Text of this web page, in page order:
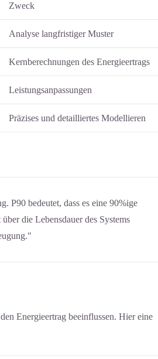
Zweck
Analyse langfristiger Muster
Kernberechnungen des Energieertrags
Leistungsanpassungen
Präzises und detailliertes Modellieren
P90 bedeutet, dass es eine 90%ige
die Lebensdauer des Systems
Energieertrag beeinflussen. Hier eine